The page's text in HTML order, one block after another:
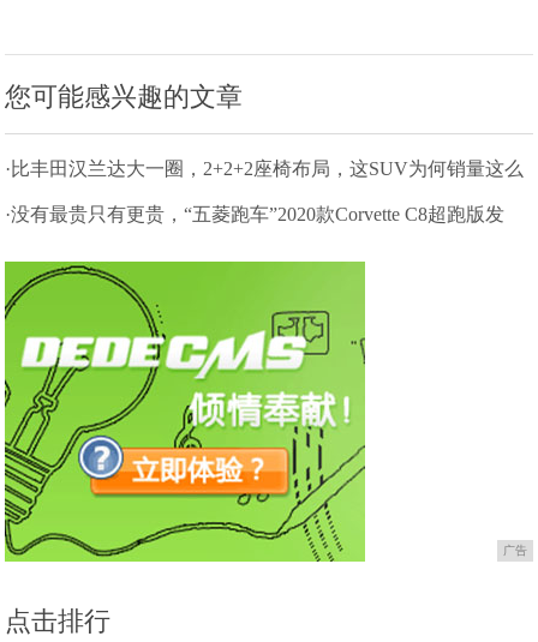
您可能感兴趣的文章
·比丰田汉兰达大一圈，2+2+2座椅布局，这SUV为何销量这么
惨淡
·没有最贵只有更贵，“五菱跑车”2020款Corvette C8超跑版发
布
广告
点击排行